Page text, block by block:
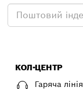
КОЛ-ЦЕНТР
Гаряча лінія